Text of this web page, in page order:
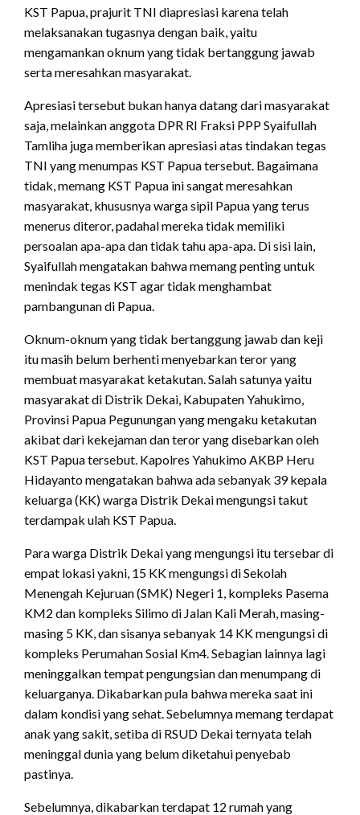
KST Papua, prajurit TNI diapresiasi karena telah
melaksanakan tugasnya dengan baik, yaitu
mengamankan oknum yang tidak bertanggung jawab
serta meresahkan masyarakat.
Apresiasi tersebut bukan hanya datang dari masyarakat
saja, melainkan anggota DPR RI Fraksi PPP Syaifullah
Tamliha juga memberikan apresiasi atas tindakan tegas
TNI yang menumpas KST Papua tersebut. Bagaimana
tidak, memang KST Papua ini sangat meresahkan
masyarakat, khususnya warga sipil Papua yang terus
menerus diteror, padahal mereka tidak memiliki
persoalan apa-apa dan tidak tahu apa-apa. Di sisi lain,
Syaifullah mengatakan bahwa memang penting untuk
menindak tegas KST agar tidak menghambat
pambangunan di Papua.
Oknum-oknum yang tidak bertanggung jawab dan keji
itu masih belum berhenti menyebarkan teror yang
membuat masyarakat ketakutan. Salah satunya yaitu
masyarakat di Distrik Dekai, Kabupaten Yahukimo,
Provinsi Papua Pegunungan yang mengaku ketakutan
akibat dari kekejaman dan teror yang disebarkan oleh
KST Papua tersebut. Kapolres Yahukimo AKBP Heru
Hidayanto mengatakan bahwa ada sebanyak 39 kepala
keluarga (KK) warga Distrik Dekai mengungsi takut
terdampak ulah KST Papua.
Para warga Distrik Dekai yang mengungsi itu tersebar di
empat lokasi yakni, 15 KK mengungsi di Sekolah
Menengah Kejuruan (SMK) Negeri 1, kompleks Pasema
KM2 dan kompleks Silimo di Jalan Kali Merah, masing-
masing 5 KK, dan sisanya sebanyak 14 KK mengungsi di
kompleks Perumahan Sosial Km4. Sebagian lainnya lagi
meninggalkan tempat pengungsian dan menumpang di
keluarganya. Dikabarkan pula bahwa mereka saat ini
dalam kondisi yang sehat. Sebelumnya memang terdapat
anak yang sakit, setiba di RSUD Dekai ternyata telah
meninggal dunia yang belum diketahui penyebab
pastinya.
Sebelumnya, dikabarkan terdapat 12 rumah yang